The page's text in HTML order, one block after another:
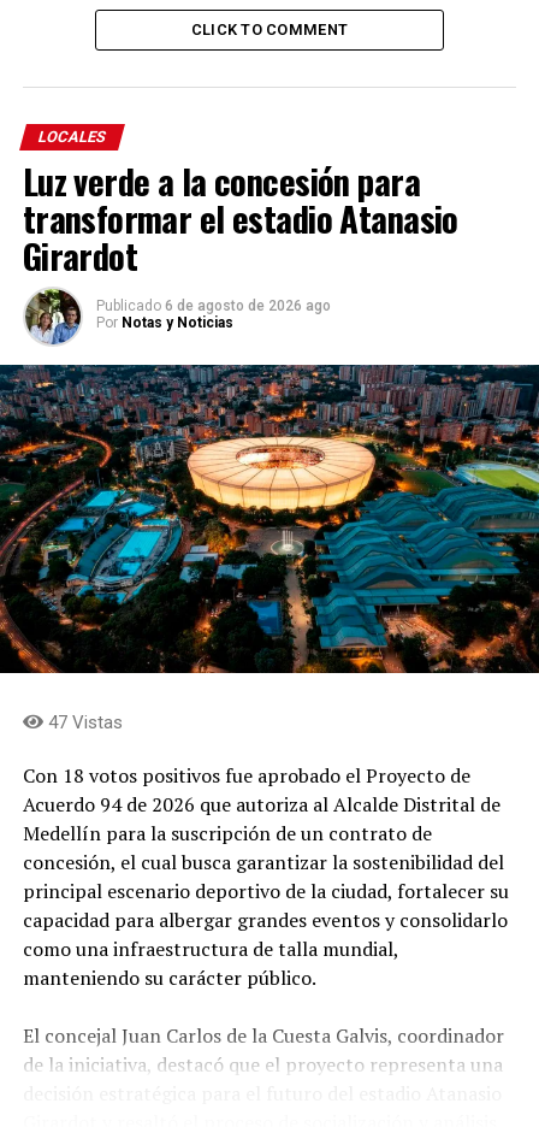
CLICK TO COMMENT
LOCALES
Luz verde a la concesión para
transformar el estadio Atanasio
Girardot
Publicado 6 de agosto de 2026 ago
Por Notas y Noticias
47 Vistas
Con 18 votos positivos fue aprobado el Proyecto de
Acuerdo 94 de 2026 que autoriza al Alcalde Distrital de
Medellín para la suscripción de un contrato de
concesión, el cual busca garantizar la sostenibilidad del
principal escenario deportivo de la ciudad, fortalecer su
capacidad para albergar grandes eventos y consolidarlo
como una infraestructura de talla mundial,
manteniendo su carácter público.
El concejal Juan Carlos de la Cuesta Galvis, coordinador
de la iniciativa, destacó que el proyecto representa una